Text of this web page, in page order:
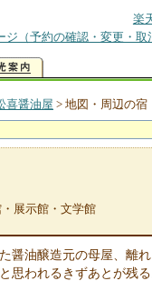
楽
ジ（予約の確認・変更・取
喜醤油屋 > 地図・周辺の宿
展示館・文学館
醤油醸造元の母屋、離
思われるきずあとが残る